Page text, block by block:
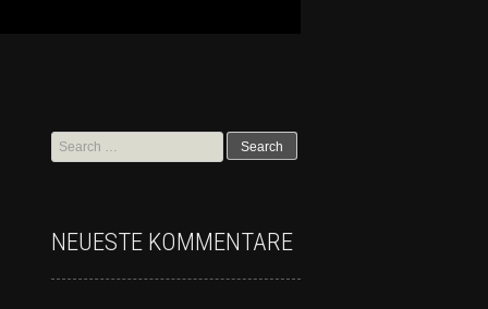
NEUESTE KOMMENTARE